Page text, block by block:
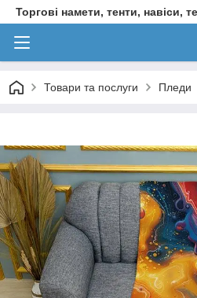
Торгові намети, тенти, навіси,
Товари та послуги Пледи